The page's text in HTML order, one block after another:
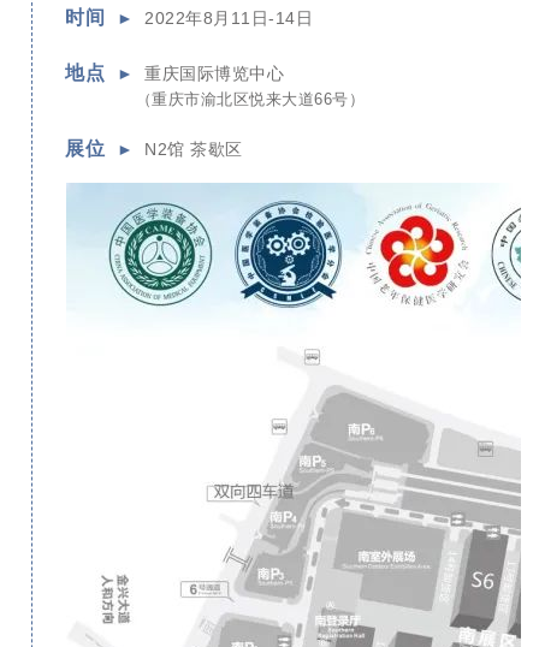
时间 ► 2022年8月11日-14日
地点 ► 重庆国际博览中心
（重庆市渝北区悦来大道66号）
展位 ► N2馆 茶歇区